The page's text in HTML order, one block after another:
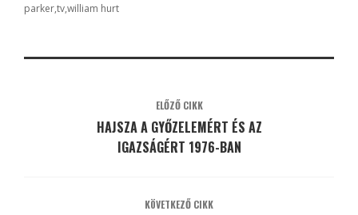
parkertvwilliam hurt
ELŐZŐ CIKK
HAJSZA A GYŐZELEMÉRT ÉS AZ
IGAZSÁGÉRT 1976-BAN
KÖVETKEZŐ CIKK